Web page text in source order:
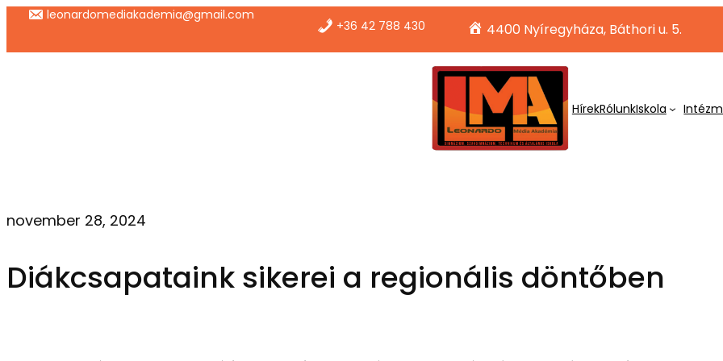
Ugrás
leonardomediakademia@gmail.com
+36 42 788 430 4400 Nyíregyháza, Báthori u. 5.
HírekRólunkIskola
november 28, 2024
Diákcsapataink sikerei a regionális döntőben